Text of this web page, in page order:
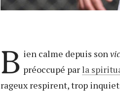
B ien calme depuis son
préoccupé parla
rageux respirent, trop